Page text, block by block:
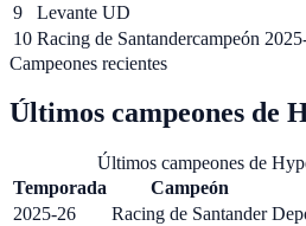
9
Levante UD
10 Racing de Santandercampeón
Campeones recientes
Últimos campeones de
Últimos campeones de
Temporada
Campeón
2025-26
Racing de Santander